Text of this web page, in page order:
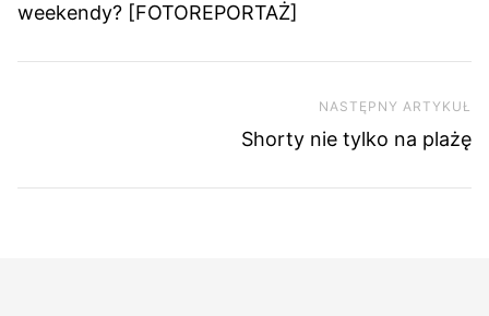
weekendy? [FOTOREPORTAŻ]
NASTĘPNY ARTYKUŁ
Shorty nie tylko na plażę